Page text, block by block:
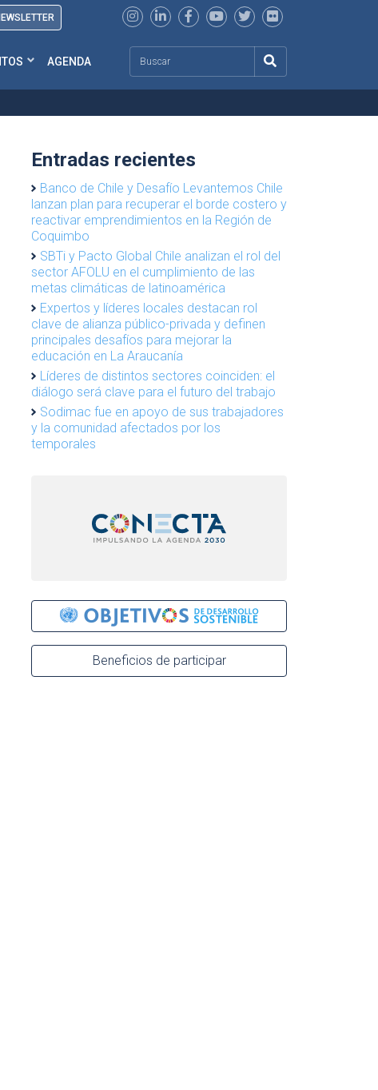
AGENDA
Entradas recientes
Banco de Chile y Desafío Levantemos Chile
lanzan plan para recuperar el borde costero y
reactivar emprendimientos en la Región de
Coquimbo
SBTi y Pacto Global Chile analizan el rol del
sector AFOLU en el cumplimiento de las
metas climáticas de latinoamérica
Expertos y líderes locales destacan rol
clave de alianza público-privada y definen
principales desafíos para mejorar la
educación en La Araucanía
Líderes de distintos sectores coinciden: el
diálogo será clave para el futuro del trabajo
Sodimac fue en apoyo de sus trabajadores
y la comunidad afectados por los
temporales
Beneficios de participar